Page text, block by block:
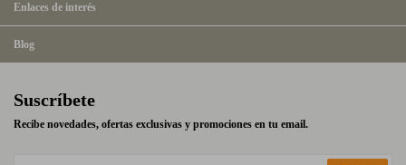
Enlaces de interés
Blog
Suscríbete
Recibe novedades, ofertas exclusivas y promociones en tu email.